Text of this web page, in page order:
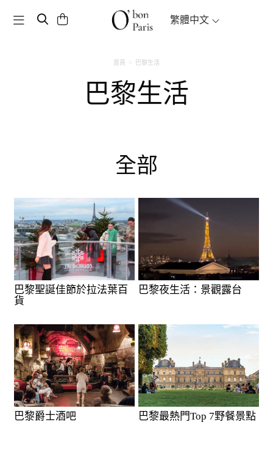
Toggle navigation 繁體中文
首頁 巴黎生活
巴黎生活
全部
巴黎聖誕佳節於拉法葉百
貨
巴黎夜生活：景觀露台
巴黎爵士酒吧 巴黎最熱門Top 7野餐景點